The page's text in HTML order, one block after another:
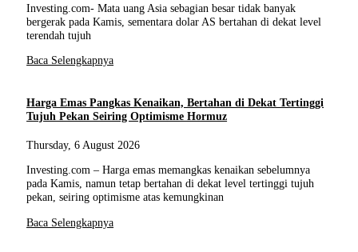
Investing.com- Mata uang Asia sebagian besar tidak banyak
bergerak pada Kamis, sementara dolar AS bertahan di dekat level
terendah tujuh
Baca Selengkapnya
Harga Emas Pangkas Kenaikan, Bertahan di Dekat Tertinggi
Tujuh Pekan Seiring Optimisme Hormuz
Thursday, 6 August 2026
Investing.com – Harga emas memangkas kenaikan sebelumnya
pada Kamis, namun tetap bertahan di dekat level tertinggi tujuh
pekan, seiring optimisme atas kemungkinan
Baca Selengkapnya